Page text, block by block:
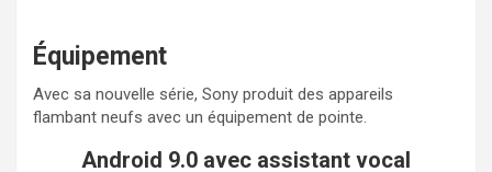
Équipement
Avec sa nouvelle série, Sony produit des appareils
flambant neufs avec un équipement de pointe.
Android 9.0 avec assistant vocal